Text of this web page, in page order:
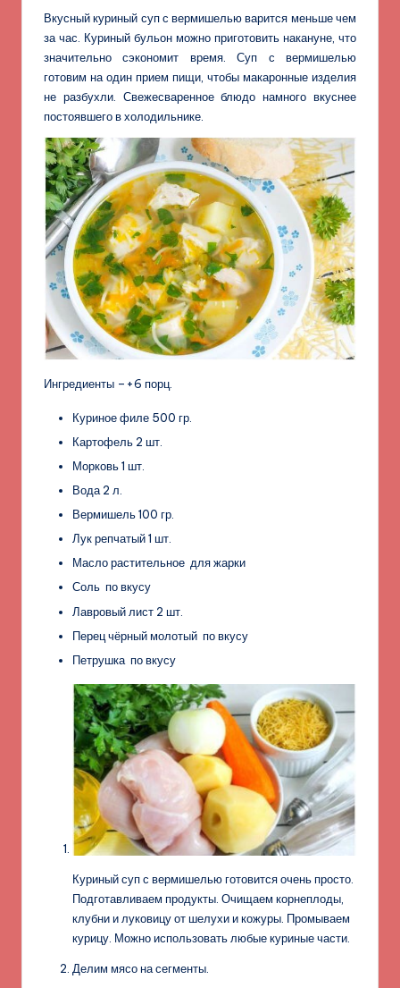
Вкусный куриный суп с вермишелью варится меньше чем
за час. Куриный бульон можно приготовить накануне, что
значительно сэкономит время. Суп с вермишелью
готовим на один прием пищи, чтобы макаронные изделия
не разбухли. Свежесваренное блюдо намного вкуснее
постоявшего в холодильнике.
Ингредиенты –+6 порц.
Куриное филе 500 гр.
Картофель 2 шт.
Морковь 1 шт.
Вода 2 л.
Вермишель 100 гр.
Лук репчатый 1 шт.
Масло растительное для жарки
Соль по вкусу
Лавровый лист 2 шт.
Перец чёрный молотый по вкусу
Петрушка по вкусу
Куриный суп с вермишелью готовится очень просто.
Подготавливаем продукты. Очищаем корнеплоды,
клубни и луковицу от шелухи и кожуры. Промываем
курицу. Можно использовать любые куриные части.
Делим мясо на сегменты.